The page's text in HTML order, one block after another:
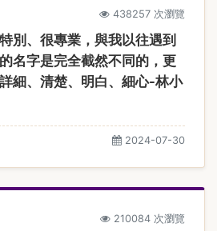
438257 次瀏覽
別、很專業，與我以往遇到
名字是完全截然不同的，更
細、清楚、明白、細心-林小
2024-07-30
210084 次瀏覽